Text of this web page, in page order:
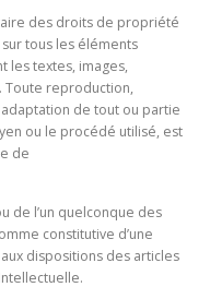
des droits de propriété
tous les éléments
les textes, images,
Toute reproduction,
de tout ou partie
ou le procédé utilisé, est
de
de l’un quelconque des
constitutive d’une
dispositions des articles